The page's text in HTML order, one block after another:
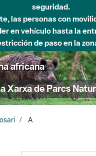
seguridad.
las personas con
en vehículo hasta la
de paso en la
africana
Xarxa de Parcs
A